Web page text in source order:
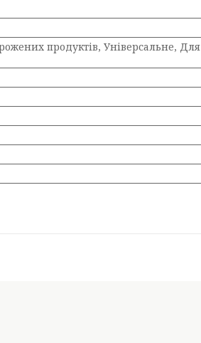
продуктів, Універсальне, Для